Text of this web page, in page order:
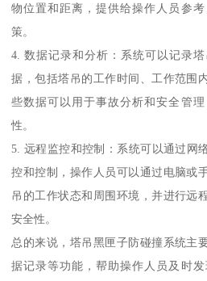
物位置和距离，提供给操作人员参
策。
4. 数据记录和分析：系统可以记录
据，包括塔吊的工作时间、工作范围
些数据可以用于事故分析和安全管
性。
5. 远程监控和控制：系统可以通过网
控和控制，操作人员可以通过电脑或
吊的工作状态和周围环境，并进行远
安全性。
总的来说，塔吊黑匣子防碰撞系统主
据记录等功能，帮助操作人员及时